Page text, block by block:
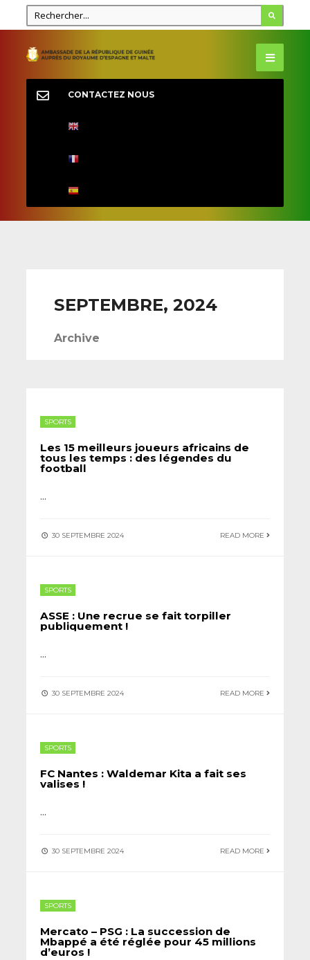
CONTACTEZ NOUS
SEPTEMBRE, 2024
Archive
SPORTS
Les 15 meilleurs joueurs africains de
tous les temps : des légendes du
football
...
30 SEPTEMBRE 2024 READ MORE
SPORTS
ASSE : Une recrue se fait torpiller
publiquement !
...
30 SEPTEMBRE 2024 READ MORE
SPORTS
FC Nantes : Waldemar Kita a fait ses
valises !
...
30 SEPTEMBRE 2024 READ MORE
SPORTS
Mercato – PSG : La succession de
Mbappé a été réglée pour 45 millions
d’euros !